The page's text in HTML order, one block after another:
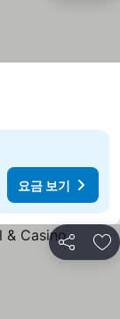
요금 보기
공유 즐